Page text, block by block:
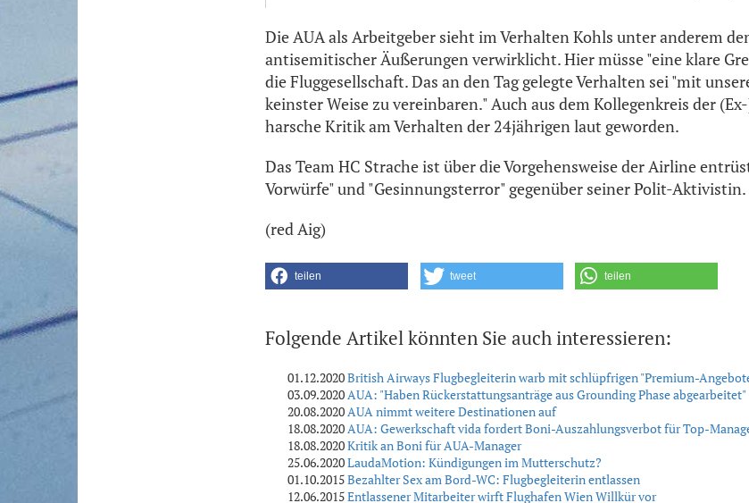
Die AUA als Arbeitgeber sieht im Verhalten Kohls unter anderem
antisemitischer Äußerungen verwirklicht. Hier müsse "eine klare
die Fluggesellschaft. Das an den Tag gelegte Verhalten sei "mit
keinster Weise zu vereinbaren." Auch aus dem Kollegenkreis der
harsche Kritik am Verhalten der 24jährigen laut geworden.
Das Team HC Strache ist über die Vorgehensweise der Airline
Vorwürfe" und "Gesinnungsterror" gegenüber seiner Polit-Aktivistin.
(red Aig)
teilen tweet teilen
Folgende Artikel könnten Sie auch interessieren:
01.12.2020British Airways Flugbegleiterin warb mit schlüpfrigen "Premium-
03.09.2020AUA: "Haben Rückerstattungsanträge aus Grounding Phase abgearbeitet"
20.08.2020AUA nimmt weitere Destinationen auf
18.08.2020AUA: Gewerkschaft vida fordert Boni-Auszahlungsverbot für Top-
18.08.2020Kritik an Boni für AUA-Manager
25.06.2020LaudaMotion: Kündigungen im Mutterschutz?
01.10.2015Bezahlter Sex am Bord-WC: Flugbegleiterin entlassen
12.06.2015Entlassener Mitarbeiter wirft Flughafen Wien Willkür vor